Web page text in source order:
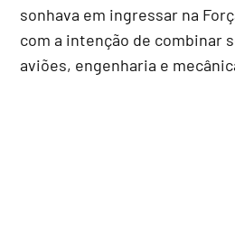
sonhava em ingressar na
com a intenção de combinar
aviões, engenharia e